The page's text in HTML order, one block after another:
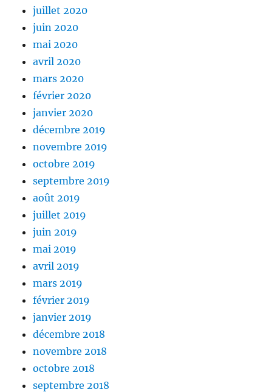
juillet 2020
juin 2020
mai 2020
avril 2020
mars 2020
février 2020
janvier 2020
décembre 2019
novembre 2019
octobre 2019
septembre 2019
août 2019
juillet 2019
juin 2019
mai 2019
avril 2019
mars 2019
février 2019
janvier 2019
décembre 2018
novembre 2018
octobre 2018
septembre 2018